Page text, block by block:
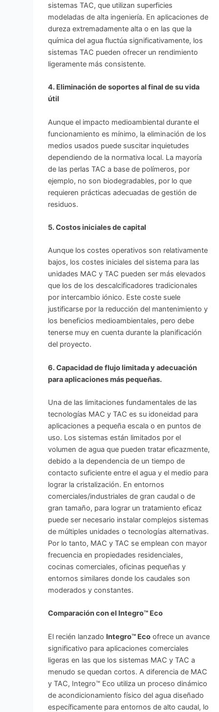
sistemas TAC, que utilizan superficies
modeladas de alta ingeniería. En aplicaciones de
dureza extremadamente alta o en las que la
química del agua fluctúa significativamente, los
sistemas TAC pueden ofrecer un rendimiento
ligeramente más consistente.
4. Eliminación de soportes al final de su vida
útil
Aunque el impacto medioambiental durante el
funcionamiento es mínimo, la eliminación de los
medios usados puede suscitar inquietudes
dependiendo de la normativa local. La mayoría
de las perlas TAC a base de polímeros, por
ejemplo, no son biodegradables, por lo que
requieren prácticas adecuadas de gestión de
residuos.
5. Costos iniciales de capital
Aunque los costes operativos son relativamente
bajos, los costes iniciales del sistema para las
unidades MAC y TAC pueden ser más elevados
que los de los descalcificadores tradicionales
por intercambio iónico. Este coste suele
justificarse por la reducción del mantenimiento y
los beneficios medioambientales, pero debe
tenerse muy en cuenta durante la planificación
del proyecto.
6. Capacidad de flujo limitada y adecuación
para aplicaciones más pequeñas.
Una de las limitaciones fundamentales de las
tecnologías MAC y TAC es su idoneidad para
aplicaciones a pequeña escala o en puntos de
uso. Los sistemas están limitados por el
volumen de agua que pueden tratar eficazmente,
debido a la dependencia de un tiempo de
contacto suficiente entre el agua y el medio para
lograr la cristalización. En entornos
comerciales/industriales de gran caudal o de
gran tamaño, para lograr un tratamiento eficaz
puede ser necesario instalar complejos sistemas
de múltiples unidades o tecnologías alternativas.
Por lo tanto, MAC y TAC se emplean con mayor
frecuencia en propiedades residenciales,
cocinas comerciales, oficinas pequeñas y
entornos similares donde los caudales son
moderados y constantes.
Comparación con el Integro™ Eco
El recién lanzado Integro™ Ecoofrece un avance
significativo para aplicaciones comerciales
ligeras en las que los sistemas MAC y TAC a
menudo se quedan cortos. A diferencia de MAC
y TAC, Integro™ Eco utiliza un proceso dinámico
de acondicionamiento físico del agua diseñado
específicamente para entornos de alto caudal, lo